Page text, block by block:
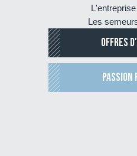
Les
OFFRES
PASSION